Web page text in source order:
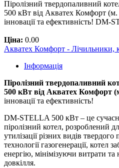
Піролізний твердопаливний
500 кВт від Акватех Комфорт (м.
інновації та ефективність!
Ціна: 0.00
Акватех Комфорт - Лічильники,
Інформація
Піролізний твердопаливний
500 кВт від Акватех Комфорт
інновації та ефективність!
DM-STELLA 500 кВт – це
піролізний котел, розроблений
утилізації різних видів
технології газогенерації, котел
енергію, мінімізуючи витрати
довкілля.